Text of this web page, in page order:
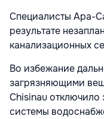
Специалисты Apa-
результате
канализационных
Во избежание
загрязняющими
Chisinau отключило
системы